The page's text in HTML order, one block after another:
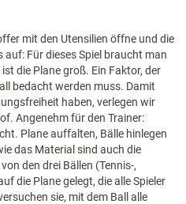
mit den Utensilien öffne und die
Für dieses Spiel braucht man
die Plane groß. Ein Faktor, der
bedacht werden muss. Damit
haben, verlegen wir
Angenehm für den Trainer:
Plane auffalten, Bälle hinlegen
das Material sind auch die
den drei Bällen (Tennis-,
die Plane gelegt, die alle Spieler
sie, mit dem Ball alle